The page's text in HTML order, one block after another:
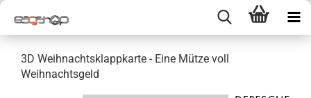
3D Weihnachtsklappkarte - Eine Mütze voll
Weihnachtsgeld